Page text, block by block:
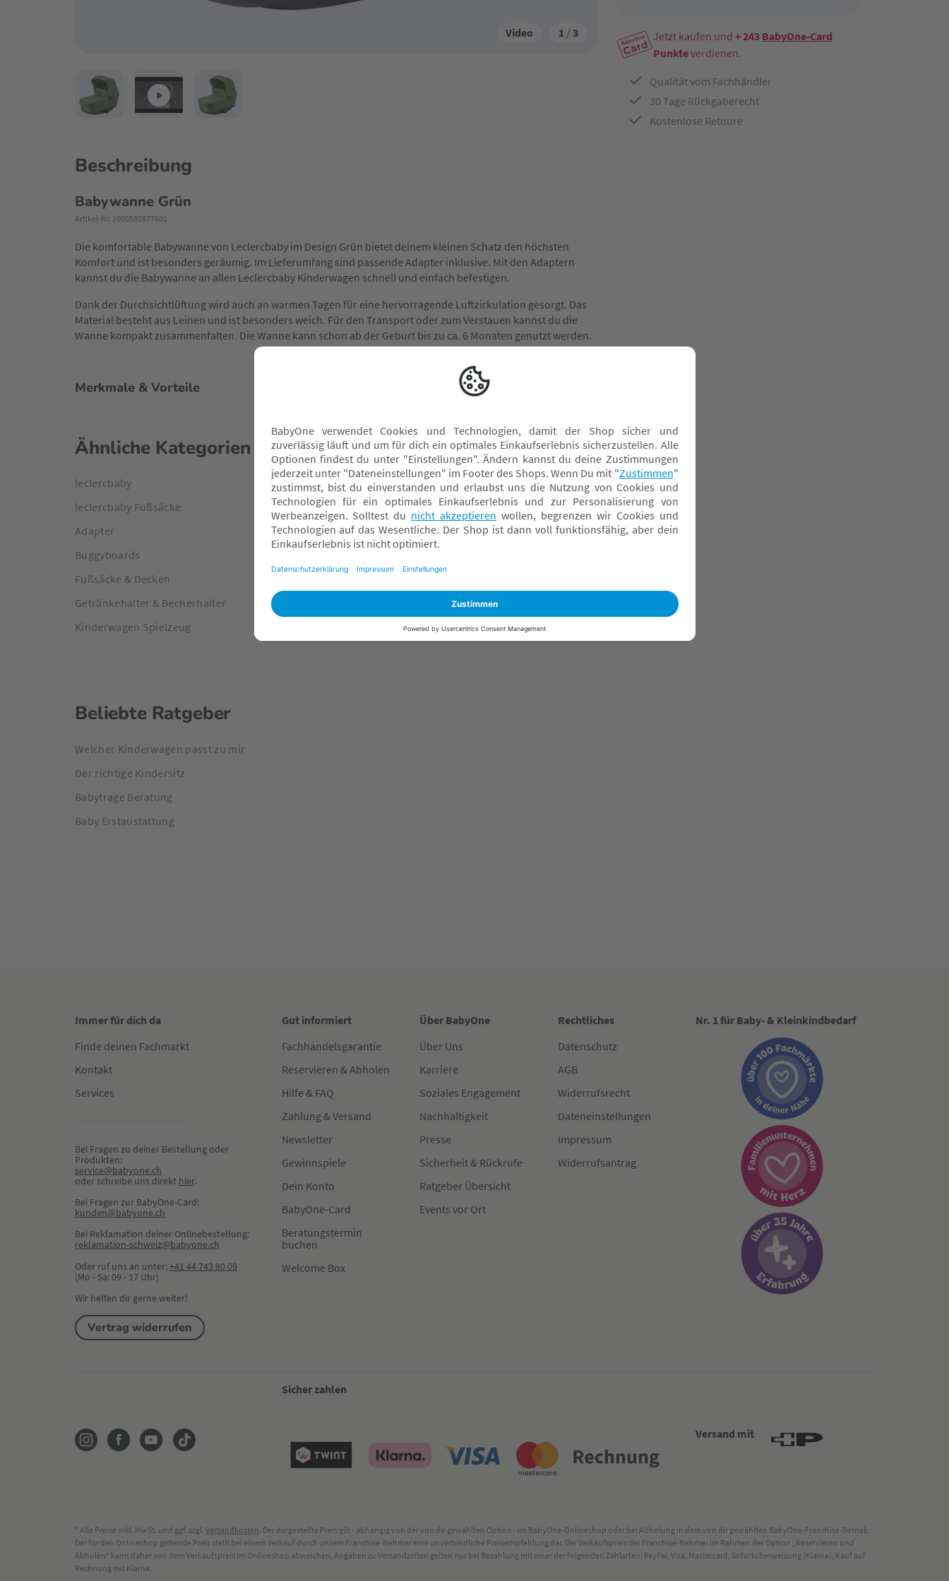
Video 1 /3 Jetzt kaufen und + 243 BabyOne-Card
Punkteverdienen.
Qualität vom Fachhändler
30 Tage Rückgaberecht
Kostenlose Retoure
Beschreibung
Babywanne Grün
Artikel-Nr. 2000580877601
Die komfortable Babywanne von Leclercbaby im Design Grün bietet deinem kleinen Schatz den höchsten
Komfort und ist besonders geräumig. Im Lieferumfang sind passende Adapter inklusive. Mit den Adaptern
kannst du die Babywanne an allen Leclercbaby Kinderwagen schnell und einfach befestigen.
Dank der Durchsichtlüftung wird auch an warmen Tagen für eine hervorragende Luftzirkulation gesorgt. Das
Material besteht aus Leinen und ist besonders weich. Für den Transport oder zum Verstauen kannst du die
Wanne kompakt zusammenfalten. Die Wanne kann schon ab der Geburt bis zu ca. 6 Monaten genutzt werden.
Merkmale & Vorteile
Ähnliche Kategorien
leclercbaby
leclercbaby Fußsäcke
Adapter
Buggyboards
Fußsäcke & Decken
Getränkehalter & Becherhalter
Kinderwagen Spielzeug
Kinderwagen Taschen
Kinderwagenketten
Regen- & Kälteschutz
Beliebte Ratgeber
Welcher Kinderwagen passt zu mir
Der richtige Kindersitz
Babytrage Beratung
Baby Erstaustattung
Immer für dich da
Finde deinen Fachmarkt
Kontakt
Services
Bei Fragen zu deiner Bestellung oder
Produkten:
service@babyone.ch
oder schreibe uns direkt hier.
Bei Fragen zur BabyOne-Card:
kunden@babyone.ch
Bei Reklamation deiner Onlinebestellung:
reklamation-schweiz@babyone.ch
Oder ruf uns an unter:+41 44 743 80 09
(Mo - Sa: 09 - 17 Uhr)
Wir helfen dir gerne weiter!
Vertrag widerrufen
Gut informiert
Fachhandelsgarantie
Reservieren & Abholen
Hilfe & FAQ
Zahlung & Versand
Newsletter
Gewinnspiele
Dein Konto
BabyOne-Card
Beratungstermin
buchen
Welcome Box
Über BabyOne
Über Uns
Karriere
Soziales Engagement
Nachhaltigkeit
Presse
Sicherheit & Rückrufe
Ratgeber Übersicht
Events vor Ort
Rechtliches
Datenschutz
AGB
Widerrufsrecht
Dateneinstellungen
Impressum
Widerrufsantrag
Nr. 1 für Baby- & Kleinkindbedarf
Sicher zahlen
Versand mit
* Alle Preise inkl. MwSt. und ggf. zzgl. Versandkosten. Der dargestellte Preis gilt - abhängig von der von dir gewählten Option - im BabyOne-Onlineshop oder bei Abholung in dem von dir gewählten BabyOne-Franchise-Betrieb.
Der für den Onlineshop geltende Preis stellt bei einem Verkauf durch unsere Franchise-Nehmer eine unverbindliche Preisempfehlung dar. Der Verkaufspreis der Franchise-Nehmer im Rahmen der Option „Reservieren und
Abholen“ kann daher von dem Verkaufspreis im Onlineshop abweichen. Angaben zu Versandzeiten gelten nur bei Bezahlung mit einer der folgenden Zahlarten: PayPal, Visa, Mastercard, Sofortüberweisung (Klarna), Kauf auf
Rechnung mit Klarna.